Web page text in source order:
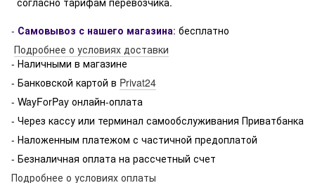
- Самовывоз с нашего магазина: бесплатно
Подробнее о условиях доставки
- Наличными в магазине
- Банковской картой в Privat24
- WayForPay онлайн-оплата
- Через кассу или терминал самообслуживания Приватбанка
- Наложенным платежом с частичной предоплатой
- Безналичная оплата на рассчетный счет
Подробнее о условиях оплаты